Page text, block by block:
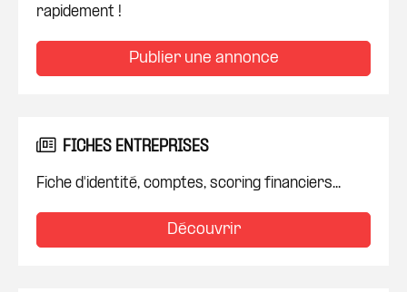
rapidement !
Publier une annonce
FICHES ENTREPRISES
Fiche d'identité, comptes, scoring financiers...
Découvrir